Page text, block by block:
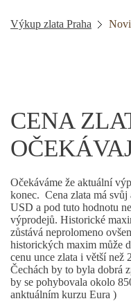
Výkup zlata Praha
CENA
Očekáváme že aktuální
konec. Cena zlata má
USD a pod tuto hodnotu
výprodejů. Historické
zůstává neprolomeno
historických maxim může
cenu unce zlata i větší než
Čechách by to byla dobrá
by se pohybovala okolo
anktuálním kurzu Eura )